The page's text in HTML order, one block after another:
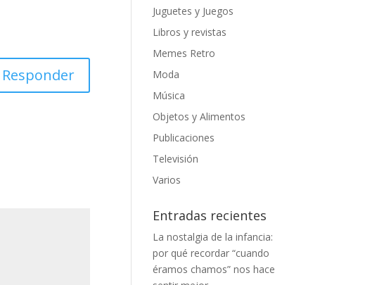
Responder
Juguetes y Juegos
Libros y revistas
Memes Retro
Moda
Música
Objetos y Alimentos
Publicaciones
Televisión
Varios
Entradas recientes
La nostalgia de la infancia:
por qué recordar “cuando
éramos chamos” nos hace